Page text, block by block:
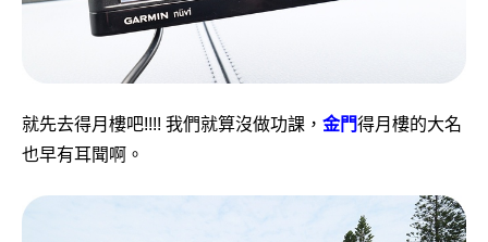
就先去得月樓吧!!!! 我們就算沒做功課， 金門得月樓的大名
也早有耳聞啊。